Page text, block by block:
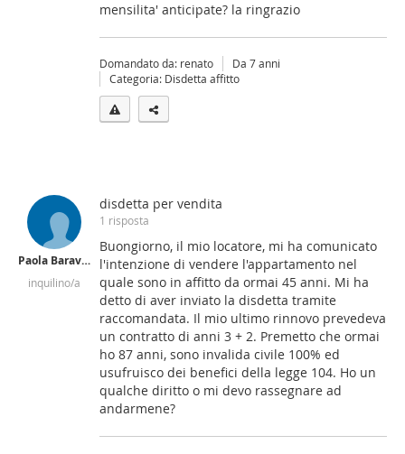
mensilita' anticipate? la ringrazio
Domandato da: renato
Da 7 anni
Categoria: Disdetta affitto
Paola Baravetto
inquilino/a
disdetta per vendita
1 risposta
Buongiorno, il mio locatore, mi ha comunicato
l'intenzione di vendere l'appartamento nel
quale sono in affitto da ormai 45 anni. Mi ha
detto di aver inviato la disdetta tramite
raccomandata. Il mio ultimo rinnovo prevedeva
un contratto di anni 3 + 2. Premetto che ormai
ho 87 anni, sono invalida civile 100% ed
usufruisco dei benefici della legge 104. Ho un
qualche diritto o mi devo rassegnare ad
andarmene?